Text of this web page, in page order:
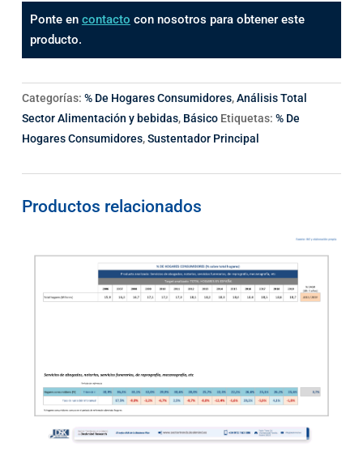
Ponte en contacto con nosotros para obtener este
producto.
Categorías: % De Hogares Consumidores,Análisis Total
Sector Alimentación y bebidas, Básico Etiquetas: % De
Hogares Consumidores,Sustentador Principal
Productos relacionados